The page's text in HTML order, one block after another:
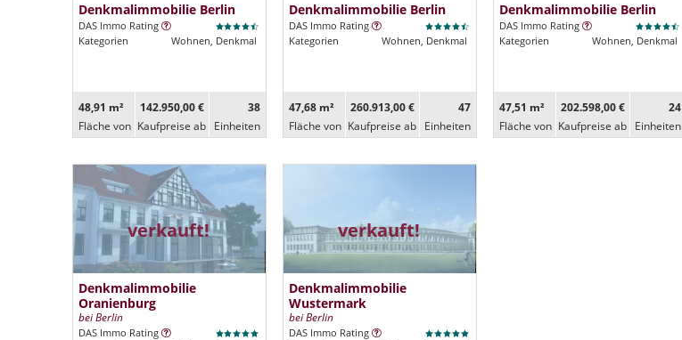
Denkmalimmobilie Berlin
DAS Immo Rating
Kategorien
Wohnen, Denkmal
48,91 m²
Fläche von
142.950,00 €
Kaufpreise ab
38
Ein­heiten
Denkmalimmobilie Berlin
DAS Immo Rating
Kategorien
Wohnen, Denkmal
47,68 m²
Fläche von
260.913,00 €
Kaufpreise ab
47
Ein­heiten
Denkmalimmobilie Berlin
DAS Immo Rating
Kategorien
Wohnen, Denkmal
47,51 m²
Fläche von
202.598,00 €
Kaufpreise ab
24
Ein­heiten
verkauft!
Denkmalimmobilie
Oranienburg
bei Berlin
DAS Immo Rating
verkauft!
Denkmalimmobilie
Wustermark
bei Berlin
DAS Immo Rating